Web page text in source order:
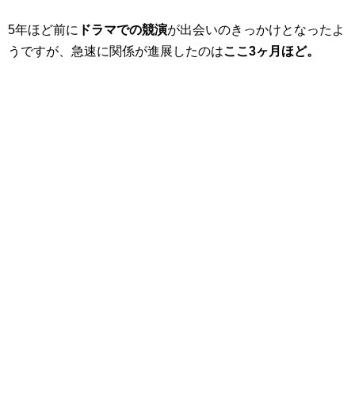
5年ほど前に ドラマでの競演が出会いのきっかけとなったよ
うですが、急速に関係が進展したのはここ3ヶ月ほど。